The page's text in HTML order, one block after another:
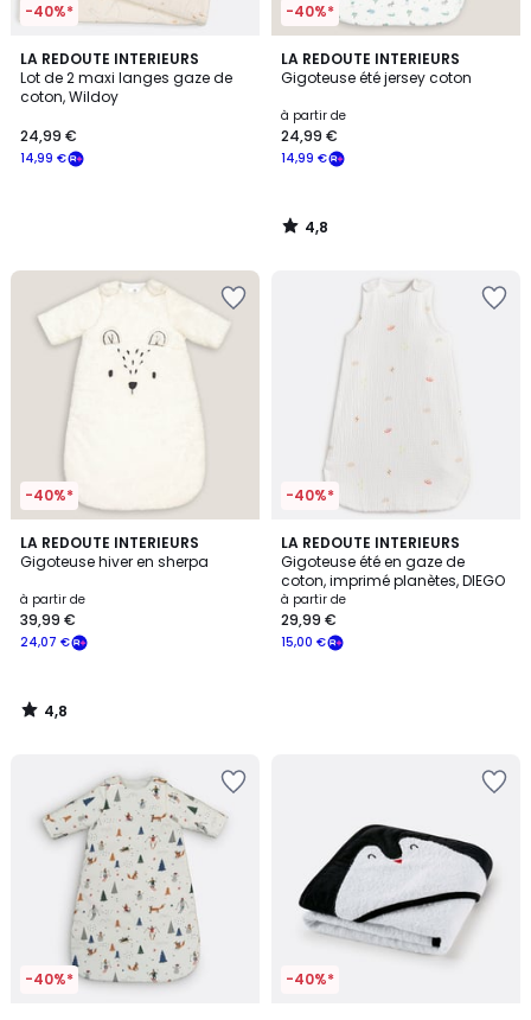
-40%*
LA REDOUTE INTERIEURS
Lot de 2 maxi langes gaze de
coton, Wildoy
14,99 €
24,99 €
-40%*
LA REDOUTE INTERIEURS
Gigoteuse été jersey coton
à partir de
14,99 €
24,99 €
4,8
/ 5
4,8
/
-40%*
LA REDOUTE INTERIEURS
Gigoteuse hiver en sherpa
à partir de
24,07 €
39,99 €
4,8
/ 5
4,8
/
-40%*
LA REDOUTE INTERIEURS
Gigoteuse été en gaze de
coton, imprimé planètes, DIEGO
à partir de
15,00 €
29,99 €
-40%* -40%*